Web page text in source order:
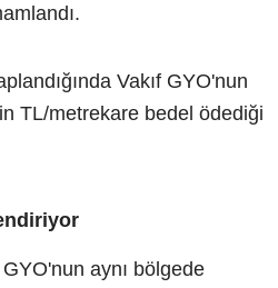
Vakıf GYO'nun
TL/metrekare bedel ödediği
GYO'nun aynı bölgede